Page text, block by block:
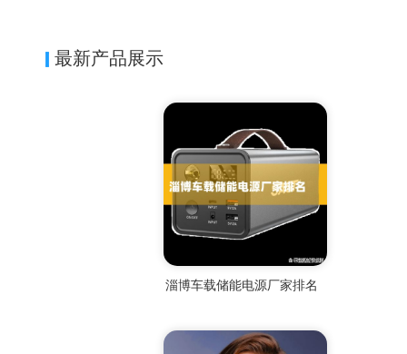
最新产品展示
淄博车载储能电源厂家排名